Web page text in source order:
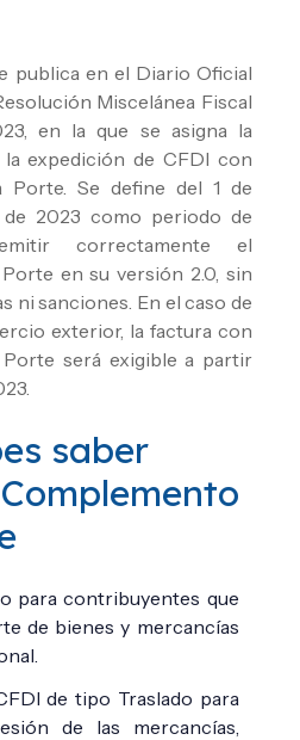
publica en el Diario Oficial
Miscelánea Fiscal
en la que se asigna la
la expedición de CFDI con
Porte. Se define del 1 de
2023 como periodo de
correctamente el
en su versión 2.0, sin
ni sanciones. En el caso de
exterior, la factura con
será exigible a partir
saber
Complemento
para contribuyentes que
de bienes y mercancías
de tipo Traslado para
de las mercancías,